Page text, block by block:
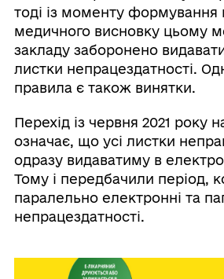
тоді із моменту формування
медичного висновку цьому
закладу заборонено
листки непрацездатності.
правила є також винятки.
Перехід із червня 2021 року
означає, що усі листки
одразу видаватиму в
Тому і передбачили період,
паралельно електронні та
непрацездатності.